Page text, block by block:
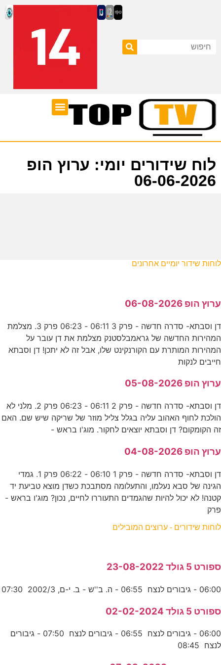
לוח שידורים יומי: ערוץ הופ
06-06-2026
לוחות שידור יומיים אחרונים
ערוץ הופ 06-08-2026
דן וסבתא- סדרה חדשה - פרק 3 06:11 - 06:23 פרק 3. מצלמת
המהירות החדשה של גראמבלסטנק מצלמת את דן עובר על
המהירות המותרת עם הקורנקינט שלו, אבל זה לא יתכן! דן וסבתא
חייבים לנקות
ערוץ הופ 05-08-2026
דן וסבתא- סדרה חדשה - פרק 2 06:11 - 06:23 פרק 2. מלני לא
הולכת לחוף האהוב עליה בגלל צליל מוזר של שריקה שיש שם. האם
זה הקומקום? דן וסבתא יוצאים לחקור. מוג'ו בראש -
ערוץ הופ 04-08-2026
דן וסבתא- סדרה חדשה - פרק 1 06:10 - 06:22 פרק 1. גמדי
הגינה של סבא נעלמו, והתעלומה מסתבכת כשדן מוצא טביעת יד
קטנה! לא יכול להיות שהגמדים התעוררו לחיים, נכון? מוג'ו בראש -
פרק
לוחות שידורים - ערוצים המובילים
ספורט 5 גולד 23-08-2022
06:00 - גיבורים לנצח 06:55 - ה. ב''ש - ב. י-ם, 2002/3 07:30
ספורט 5 גולד 02-02-2024
06:00 - גיבורים לנצח 06:55 - גיבורים לנצח 07:50 - גיבורים
לנצח 08:45